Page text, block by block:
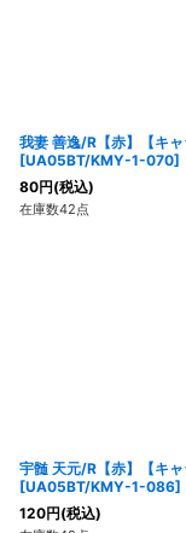
我妻 善逸/R【赤】【キ
[UA05BT/KMY-1-070]
80円(税込)
在庫数42点
宇髄 天元/R【赤】【キ
[UA05BT/KMY-1-086]
120円(税込)